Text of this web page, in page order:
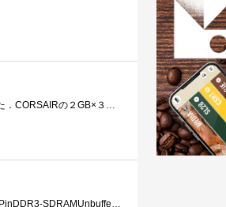
DualChannelは，中古も品薄で，価格も高騰していているので，TripleChannelに手を広げてみました．CORSAIRの２GB×３枚組DDR3-1333メモリです．9-9-9-24で，1.5V...
型番TR3X6G1333C9容量6GB（2GB×3枚セット）規格DDR3PC3-10600(DDR3-1333MHz)種類240PinDDR3-SDRAMUnbufferedDIMM転送クロック1333MHzサイズ32×133mmレイテンシCL=9-9-9-24SPDJEDEC...